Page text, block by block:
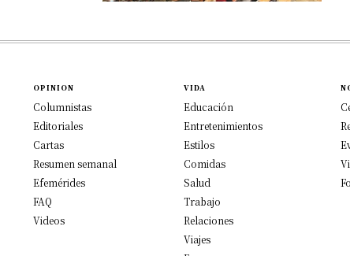
OPINION
Columnistas
Editoriales
Cartas
Resumen semanal
Efemérides
FAQ
Videos
VIDA
Educación
Entretenimientos
Estilos
Comidas
Salud
Trabajo
Relaciones
Viajes